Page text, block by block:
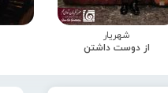
شهریار
از دوست داشتن